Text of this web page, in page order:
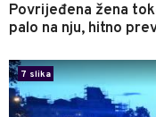
Povrijeđena žena
palo na nju, hitno
7 slika